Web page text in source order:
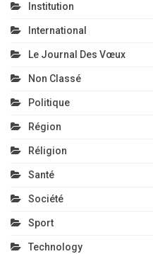
Institution
International
Le Journal Des Vœux
Non Classé
Politique
Région
Réligion
Santé
Société
Sport
Technology